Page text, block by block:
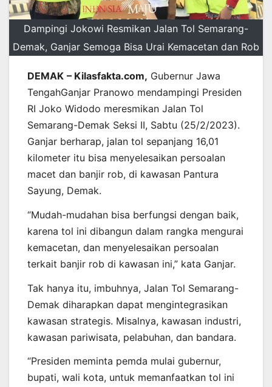
Dampingi Jokowi Resmikan Jalan Tol Semarang-
Demak, Ganjar Semoga Bisa Urai Kemacetan dan Rob
DEMAK – Kilasfakta.com, Gubernur Jawa
TengahGanjar Pranowo mendampingi Presiden
RI Joko Widodo meresmikan Jalan Tol
Semarang-Demak Seksi II, Sabtu (25/2/2023).
Ganjar berharap, jalan tol sepanjang 16,01
kilometer itu bisa menyelesaikan persoalan
macet dan banjir rob, di kawasan Pantura
Sayung, Demak.
“Mudah-mudahan bisa berfungsi dengan baik,
karena tol ini dibangun dalam rangka mengurai
kemacetan, dan menyelesaikan persoalan
terkait banjir rob di kawasan ini,” kata Ganjar.
Tak hanya itu, imbuhnya, Jalan Tol Semarang-
Demak diharapkan dapat mengintegrasikan
kawasan strategis. Misalnya, kawasan industri,
kawasan pariwisata, pelabuhan, dan bandara.
“Presiden meminta pemda mulai gubernur,
bupati, wali kota, untuk memanfaatkan tol ini